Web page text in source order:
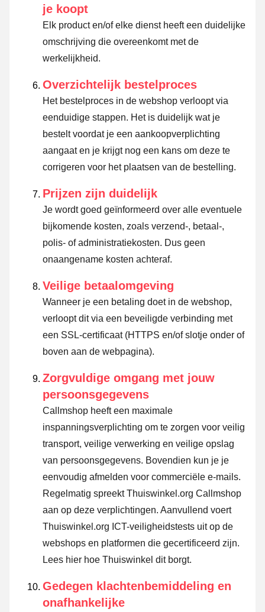
je koopt
Elk product en/of elke dienst heeft een duidelijke
omschrijving die overeenkomt met de
werkelijkheid.
Overzichtelijk bestelproces
Het bestelproces in de webshop verloopt via
eenduidige stappen. Het is duidelijk wat je
bestelt voordat je een aankoopverplichting
aangaat en je krijgt nog een kans om deze te
corrigeren voor het plaatsen van de bestelling.
Prijzen zijn duidelijk
Je wordt goed geïnformeerd over alle eventuele
bijkomende kosten, zoals verzend-, betaal-,
polis- of administratiekosten. Dus geen
onaangename kosten achteraf.
Veilige betaalomgeving
Wanneer je een betaling doet in de webshop,
verloopt dit via een beveiligde verbinding met
een SSL-certificaat (HTTPS en/of slotje onder of
boven aan de webpagina).
Zorgvuldige omgang met jouw
persoonsgegevens
Callmshop heeft een maximale
inspanningsverplichting om te zorgen voor veilig
transport, veilige verwerking en veilige opslag
van persoonsgegevens. Bovendien kun je je
eenvoudig afmelden voor commerciële e-mails.
Regelmatig spreekt Thuiswinkel.org Callmshop
aan op deze verplichtingen. Aanvullend voert
Thuiswinkel.org ICT-veiligheidstests uit op de
webshops en platformen die gecertificeerd zijn.
Lees hier hoe Thuiswinkel dit borgt.
Gedegen klachtenbemiddeling en
onafhankelijke